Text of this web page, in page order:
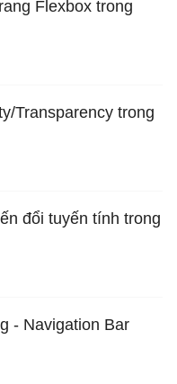
Flexbox trong
Transparency trong
đổi tuyến tính trong
- Navigation Bar